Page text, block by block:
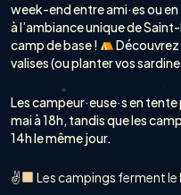
week-end entre ami·es ou
à l’ambiance unique de
camp de base !
valises (ou planter vos
Les campeur·euse·s en
mai à 18h, tandis que les
14h le même jour.
✌ Les campings ferment le